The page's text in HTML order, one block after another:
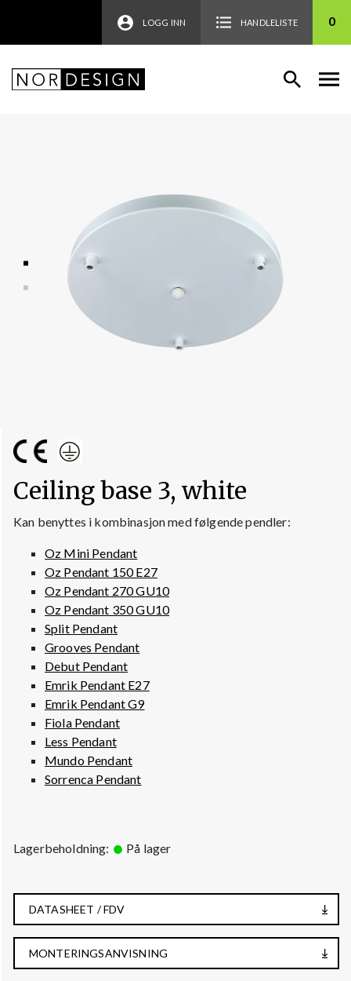
LOGG INN HANDLELISTE 0
Ceiling base 3, white
Kan benyttes i kombinasjon med følgende pendler:
Oz Mini Pendant
Oz Pendant 150 E27
Oz Pendant 270 GU10
Oz Pendant 350 GU10
Split Pendant
Grooves Pendant
Debut Pendant
Emrik Pendant E27
Emrik Pendant G9
Fiola Pendant
Less Pendant
Mundo Pendant
Sorrenca Pendant
Lagerbeholdning: På lager
DATASHEET / FDV
MONTERINGSANVISNING